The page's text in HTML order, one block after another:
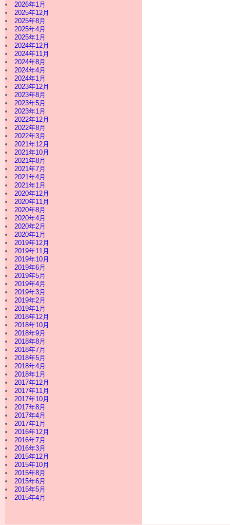
2026年1月
2025年12月
2025年8月
2025年4月
2025年1月
2024年12月
2024年11月
2024年8月
2024年4月
2024年1月
2023年12月
2023年8月
2023年5月
2023年1月
2022年12月
2022年8月
2022年3月
2021年12月
2021年10月
2021年8月
2021年7月
2021年4月
2021年1月
2020年12月
2020年11月
2020年8月
2020年4月
2020年2月
2020年1月
2019年12月
2019年11月
2019年10月
2019年6月
2019年5月
2019年4月
2019年3月
2019年2月
2019年1月
2018年12月
2018年10月
2018年9月
2018年8月
2018年7月
2018年5月
2018年4月
2018年1月
2017年12月
2017年11月
2017年10月
2017年8月
2017年4月
2017年1月
2016年12月
2016年7月
2016年3月
2015年12月
2015年10月
2015年8月
2015年6月
2015年5月
2015年4月